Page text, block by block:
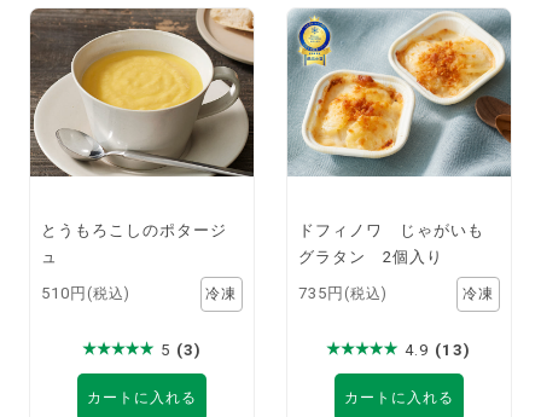
とうもろこしのポタージ
ュ
510円 (税込)
5 (3)
カートに入れる
ドフィノワ じゃがいも
グラタン 2個入り
735円 (税込)
4.9 (13)
カートに入れる